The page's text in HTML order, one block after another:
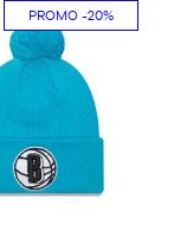
PROMO-20%